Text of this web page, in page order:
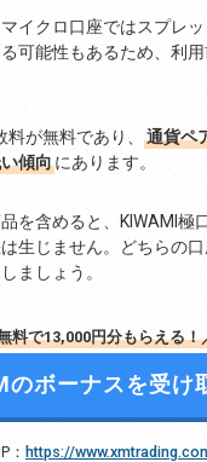
イクロ口座ではスプレッ
可能性もあるため、利
料が無料であり、
通貨ペ
傾向にあります。
を含めると、KIWAMI極
生じません。どちらの
ましょう。
料で13,000円分もらえる！
のボーナスを受け
： https://